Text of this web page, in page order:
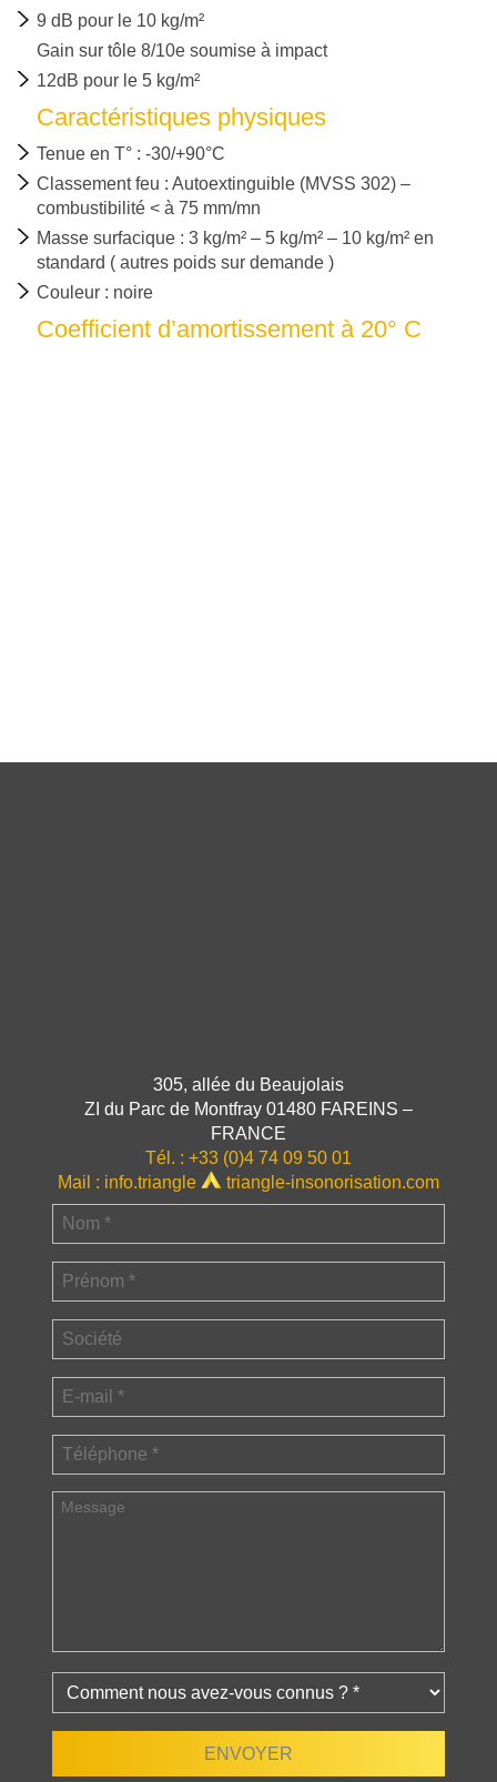
9 dB pour le 10 kg/m²
Gain sur tôle 8/10e soumise à impact
12dB pour le 5 kg/m²
Caractéristiques physiques
Tenue en T° : -30/+90°C
Classement feu : Autoextinguible (MVSS 302) –
combustibilité < à 75 mm/mn
Masse surfacique : 3 kg/m² – 5 kg/m² – 10 kg/m² en
standard ( autres poids sur demande )
Couleur : noire
Coefficient d’amortissement à 20° C
305, allée du Beaujolais
ZI du Parc de Montfray 01480 FAREINS –
FRANCE
Tél. : +33 (0)4 74 09 50 01
Mail : info.triangle triangle-insonorisation.com